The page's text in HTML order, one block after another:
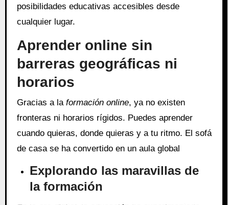
posibilidades educativas accesibles desde
cualquier lugar.
Aprender online sin
barreras geográficas ni
horarios
Gracias a la formación online, ya no existen
fronteras ni horarios rígidos. Puedes aprender
cuando quieras, donde quieras y a tu ritmo. El sofá
de casa se ha convertido en un aula global
Explorando las maravillas de
la formación